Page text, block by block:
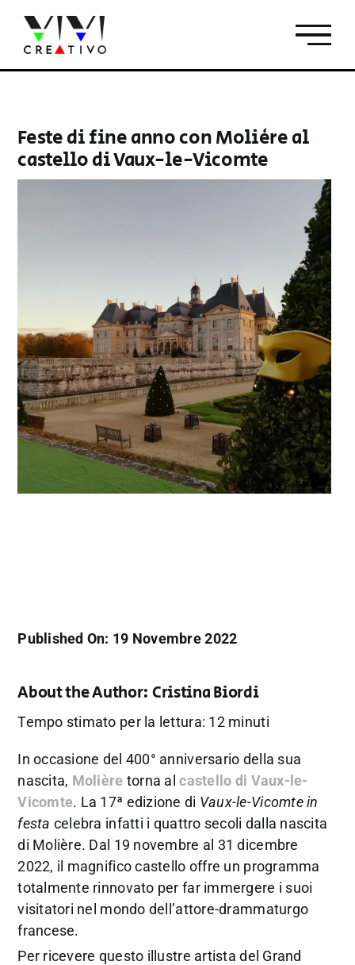
contenuto
Feste di fine anno con Molière al
castello di Vaux-le-Vicomte
Published On: 19 Novembre 2022
About the Author: Cristina Biordi
Tempo stimato per la lettura: 12 minuti
In occasione del 400° anniversario della sua
nascita, Molière torna alcastello di Vaux-le-
Vicomte. La 17ª edizione di Vaux-le-Vicomte in
festa celebra infatti i quattro secoli dalla nascita
di Molière. Dal 19 novembre al 31 dicembre
2022, il magnifico castello offre un programma
totalmente rinnovato per far immergere i suoi
visitatori nel mondo dell’attore-drammaturgo
francese.
Per ricevere questo illustre artista del Grand